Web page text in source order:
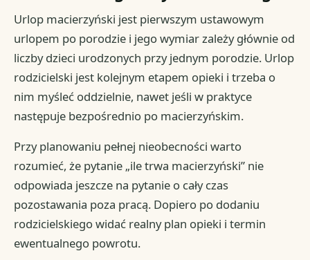
Urlop macierzyński jest pierwszym ustawowym
urlopem po porodzie i jego wymiar zależy głównie od
liczby dzieci urodzonych przy jednym porodzie. Urlop
rodzicielski jest kolejnym etapem opieki i trzeba o
nim myśleć oddzielnie, nawet jeśli w praktyce
następuje bezpośrednio po macierzyńskim.
Przy planowaniu pełnej nieobecności warto
rozumieć, że pytanie „ile trwa macierzyński” nie
odpowiada jeszcze na pytanie o cały czas
pozostawania poza pracą. Dopiero po dodaniu
rodzicielskiego widać realny plan opieki i termin
ewentualnego powrotu.